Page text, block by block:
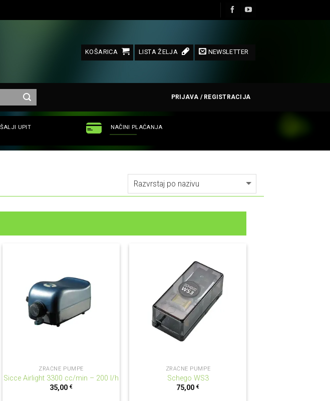
KOŠARICA LISTA ŽELJA NEWSLETTER
PRIJAVA / REGISTRACIJA
UPIT NAČINI PLAĆANJA
ZRAČNE PUMPE
Sicce Airlight 3300 cc/min – 200 l/h
35,00 €
ZRAČNE PUMPE
Schego WS3
75,00€